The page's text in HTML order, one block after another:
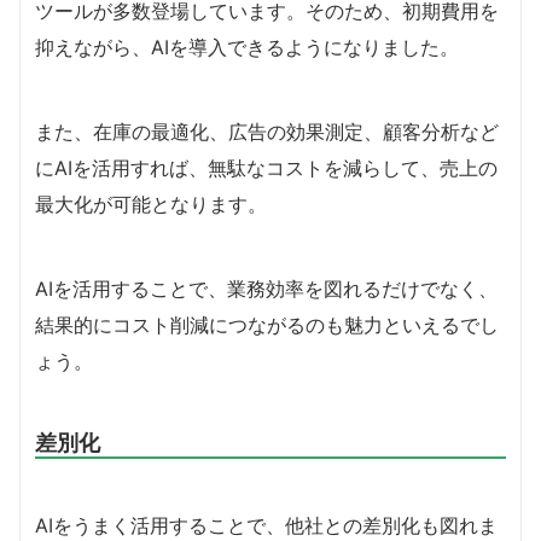
ツールが多数登場しています。そのため、初期費用を
抑えながら、AIを導入できるようになりました。
また、在庫の最適化、広告の効果測定、顧客分析など
にAIを活用すれば、無駄なコストを減らして、売上の
最大化が可能となります。
AIを活用することで、業務効率を図れるだけでなく、
結果的にコスト削減につながるのも魅力といえるでし
ょう。
差別化
AIをうまく活用することで、他社との差別化も図れま